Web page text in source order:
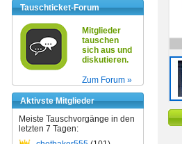
Tauschticket-Forum
Mitglieder
tauschen
sich aus und
diskutieren.
Zum Forum »
Aktivste Mitglieder
Meiste Tauschvorgänge in den
letzten 7 Tagen: